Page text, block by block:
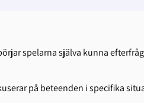
spelarna själva kunna
på beteenden i specifika